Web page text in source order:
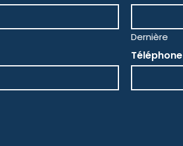
Dernière
Téléphone